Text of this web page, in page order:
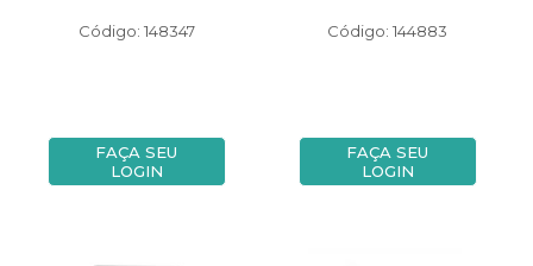
Código: 148347
FAÇA SEU
LOGIN
Código: 144883
FAÇA SEU
LOGIN